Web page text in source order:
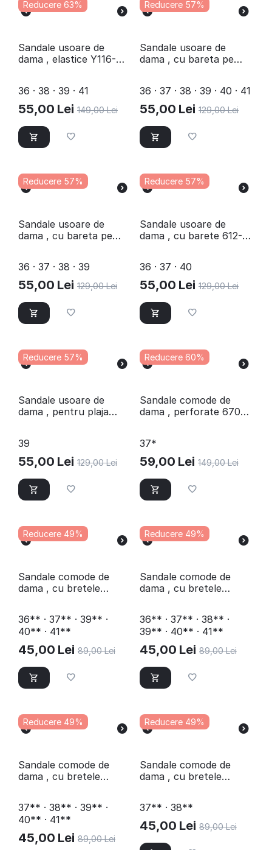
Reducere 63%
Sandale usoare de
dama , elastice Y116-
36 · 38 · 39 · 41
55,00 Lei 149,00 Lei
Reducere 57%
Sandale usoare de
dama , cu bareta pe
36 · 37 · 38 · 39 · 40 · 41
55,00 Lei 129,00 Lei
Reducere 57%
Sandale usoare de
dama , cu bareta pe
36 · 37 · 38 · 39
55,00 Lei 129,00 Lei
Reducere 57%
Sandale usoare de
dama , cu barete 612-
36 · 37 · 40
55,00 Lei 129,00 Lei
Reducere 57%
​Sandale usoare de
dama , pentru plaja
39
55,00 Lei 129,00 Lei
Reducere 60%
​Sandale comode de
dama , perforate 670-
37*
59,00 Lei 149,00 Lei
Reducere 49%
Sandale comode de
dama , cu bretele
36** · 37** · 39** ·
40** · 41**
45,00 Lei 89,00 Lei
Reducere 49%
Sandale comode de
dama , cu bretele
36** · 37** · 38** ·
39** · 40** · 41**
45,00 Lei 89,00 Lei
Reducere 49%
Sandale comode de
dama , cu bretele
37** · 38** · 39** ·
40** · 41**
45,00 Lei 89,00 Lei
Reducere 49%
​Sandale comode de
dama , cu bretele
37** · 38**
45,00 Lei 89,00 Lei